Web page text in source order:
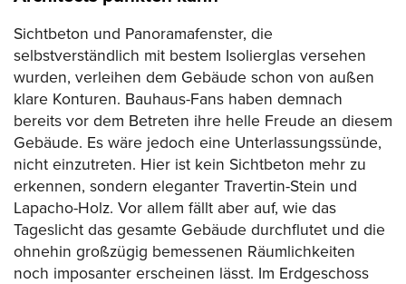
Sichtbeton und Panoramafenster, die
selbstverständlich mit bestem Isolierglas versehen
wurden, verleihen dem Gebäude schon von außen
klare Konturen. Bauhaus-Fans haben demnach
bereits vor dem Betreten ihre helle Freude an diesem
Gebäude. Es wäre jedoch eine Unterlassungssünde,
nicht einzutreten. Hier ist kein Sichtbeton mehr zu
erkennen, sondern eleganter Travertin-Stein und
Lapacho-Holz. Vor allem fällt aber auf, wie das
Tageslicht das gesamte Gebäude durchflutet und die
ohnehin großzügig bemessenen Räumlichkeiten
noch imposanter erscheinen lässt. Im Erdgeschoss